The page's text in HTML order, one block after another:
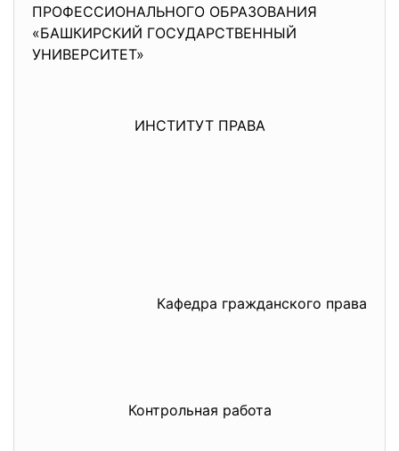
ПРОФЕССИОНАЛЬНОГО ОБРАЗОВАНИЯ
«БАШКИРСКИЙ ГОСУДАРСТВЕННЫЙ
УНИВЕРСИТЕТ»
ИНСТИТУТ ПРАВА
Кафедра гражданского права
Контрольная работа